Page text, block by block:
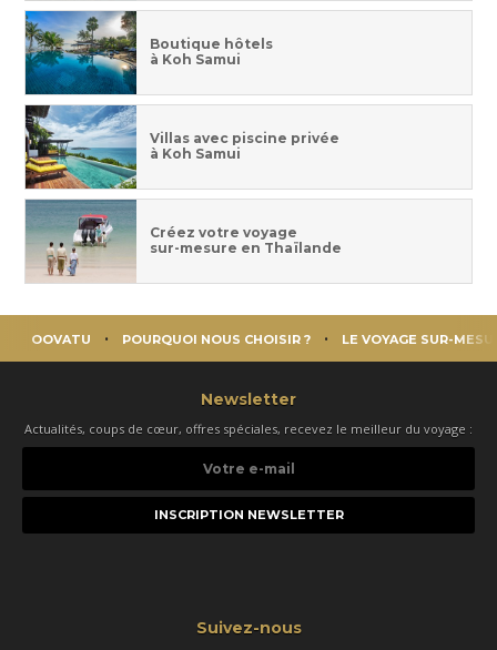
Boutique hôtels
à Koh Samui
Villas avec piscine privée
à Koh Samui
Créez votre voyage
sur-mesure en Thaïlande
OOVATU POURQUOI NOUS CHOISIR ? LE VOYAGE SUR-
Newsletter
Actualités, coups de cœur, offres spéciales, recevez le meilleur du voyage :
e-
Suivez-nous